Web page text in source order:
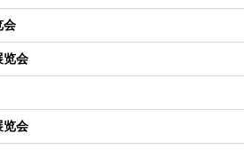
会
览会
览会